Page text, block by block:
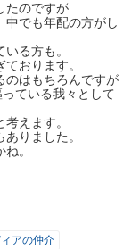
たのですが
中でも年配の方がし
る方も。
おります。
のはもちろんですが
ている我々として
えます。
りました。
。
アの仲介